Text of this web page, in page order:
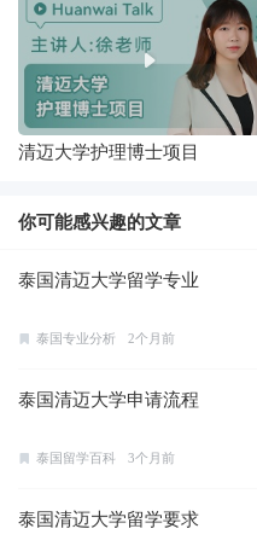
清迈大学护理博士项目
你可能感兴趣的文章
泰国清迈大学留学专业
泰国专业分析 2个月前
泰国清迈大学申请流程
泰国留学百科 3个月前
泰国清迈大学留学要求